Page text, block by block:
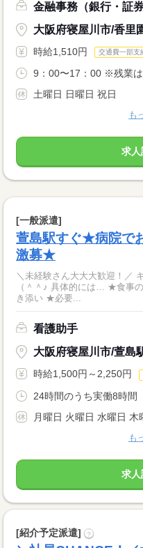
金融事務（銀行・証券
大阪府寝屋川市/香里
時給1,510円 交通費一部支
9：00〜17：00 ※残業
土曜日 日曜日 祝日
も
求人
[一般派遣]
萱島駅すぐ★病院で
激募★
＼未経験さん大大大歓迎！／
（＾＾♪ 具体的には… ★食事の配膳、下膳 ★シーツ交換 ★検査の付
き添い ★必要...
看護助手
大阪府寝屋川市/萱島
時給1,500円～2,250円
24時間のうち実働8時間
月曜日 火曜日 水曜日
も
求人
[紹介予定派遣] ?